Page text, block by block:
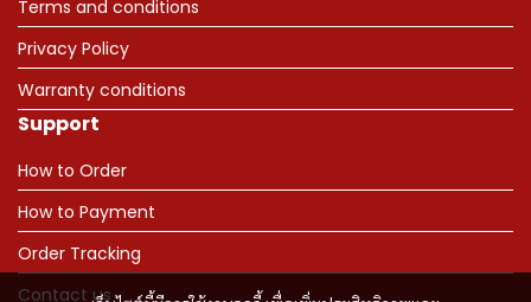
Terms and conditions
Privacy Policy
Warranty conditions
Support
How to Order
How to Payment
Order Tracking
Contact us